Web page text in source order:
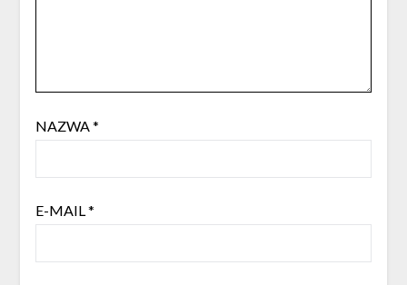
NAZWA*
E-MAIL*